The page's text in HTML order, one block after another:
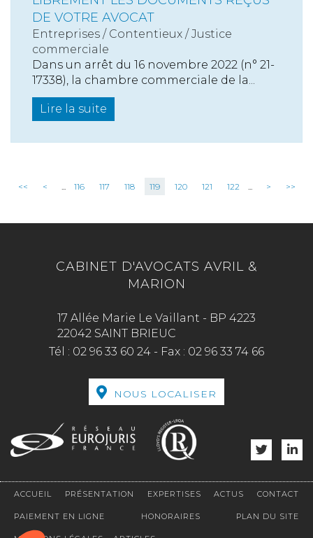
DE VOTRE AVOCAT
Entreprises / Contentieux / Justice
commerciale
Dans un arrêt du 16 novembre 2022 (n° 21-
17338), la chambre commerciale de la...
Lire la suite
<< < ... 116 117 118 119 120 121 122 ... > >>
CABINET D'AVOCATS AVRIL &
MARION
17 Allée Marie Le Vaillant - BP 4223
22042 SAINT BRIEUC
Tél : 02 96 33 60 24 - Fax : 02 96 33 74 66
NOUS LOCALISER
ACCUEIL PRÉSENTATION EXPERTISES ACTUS CONTACT
PAIEMENT EN LIGNE HONORAIRES PLAN DU SITE